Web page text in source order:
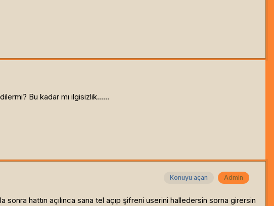
Bu kadar mı ilgisizlik......
Konuyu açan Admin
hattın açılınca sana tel açıp şifreni userini halledersin sorna girersin